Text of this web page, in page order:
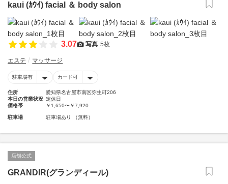
kaui (ｶｳｲ) facial ＆ body salon
3.07 写真 5枚
エステ マッサージ
駐車場有 カード可
住所
愛知県名古屋市南区弥生町206
本日の営業状況 定休日
価格帯
￥1,650〜￥7,920
駐車場 駐車場あり （無料）
店舗公式
GRANDIR(グランディール)